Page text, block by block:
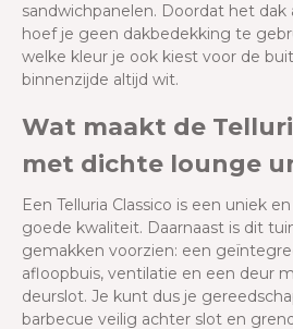
sandwichpanelen. Doordat het
hoef je geen dakbedekking te
welke kleur je ook kiest voor de
binnenzijde altijd wit.
Wat maakt de
met dichte lounge
Een Telluria Classico is een uniek
goede kwaliteit. Daarnaast is dit
gemakken voorzien: een
afloopbuis, ventilatie en een deur
deurslot. Je kunt dus je
barbecue veilig achter slot en